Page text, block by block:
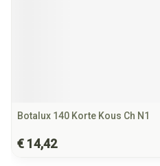
Botalux 140 Korte Kous Ch N1
€ 14,42